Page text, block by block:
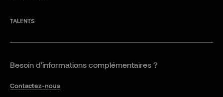
TALENTS
Besoin d'informations complémentaires ?
Contactez-nous